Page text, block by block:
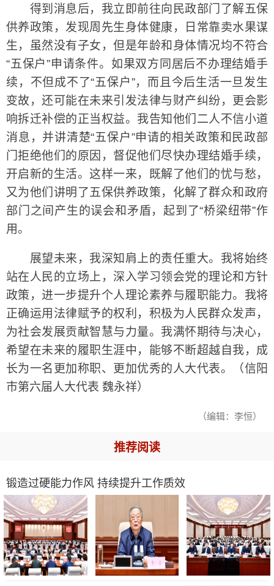
得到消息后，我立即前往向民政部门了解五保
供养政策，发现周先生身体健康，日常靠卖水果谋
生，虽然没有子女，但是年龄和身体情况均不符合
“五保户”申请条件。如果双方同居后不办理结婚手
续，不但成不了“五保户”，而且今后生活一旦发生
变故，还可能在未来引发法律与财产纠纷，更会影
响拆迁补偿的正当权益。我告知他们二人不信小道
消息，并讲清楚“五保户”申请的相关政策和民政部
门拒绝他们的原因，督促他们尽快办理结婚手续，
开启新的生活。这样一来，既解了他们的忧与愁，
又为他们讲明了五保供养政策，化解了群众和政府
部门之间产生的误会和矛盾，起到了“桥梁纽带”作
用。
展望未来，我深知肩上的责任重大。我将始终
站在人民的立场上，深入学习领会党的理论和方针
政策，进一步提升个人理论素养与履职能力。我将
正确运用法律赋予的权利，积极为人民群众发声，
为社会发展贡献智慧与力量。我满怀期待与决心，
希望在未来的履职生涯中，能够不断超越自我，成
长为一名更加称职、更加优秀的人大代表。（信阳
市第六届人大代表 魏永祥）
（编辑：李恒）
推荐阅读
锻造过硬能力作风 持续提升工作质效